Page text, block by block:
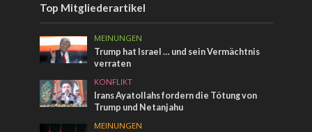
Top Mitgliederartikel
MEINUNGEN
Trump hat Israel … und sein Vermächtnis
verraten
KONFLIKT
Irans Ayatollahs fordern die Tötung von
Trump und Netanjahu
MEINUNGEN